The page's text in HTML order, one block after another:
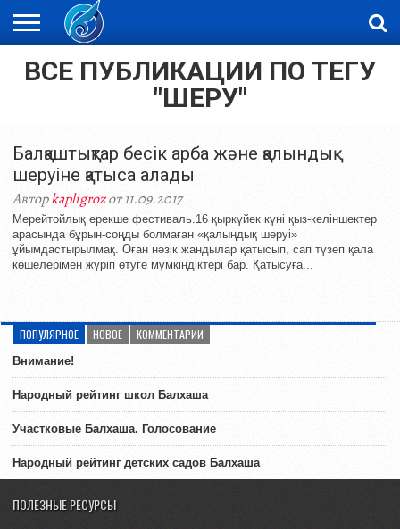
ЖАҢАЛЫҚТАР
НОВОСТИ
ВИДЕО
ФОТОРЕПОРТАЖИ
ОРКЕН
ВСЕ ПУБЛИКАЦИИ ПО ТЕГУ
"ШЕРУ"
Балқаштықтар бесік арба және қалындық
шеруіне қатыса алады
Авторkapligrozот 11.09.2017
Мерейтойлық ерекше фестиваль.16 қыркүйек күні қыз-келіншектер
арасында бұрын-соңды болмаған «қалыңдық шеруі»
ұйымдастырылмақ. Оған нәзік жандылар қатысып, сап түзеп қала
көшелерімен жүріп өтуге мүмкіндіктері бар. Қатысуға...
ПОПУЛЯРНОЕ НОВОЕ КОММЕНТАРИИ
Внимание!
Народный рейтинг школ Балхаша
Участковые Балхаша. Голосование
Народный рейтинг детских садов Балхаша
ПОЛЕЗНЫЕ РЕСУРСЫ